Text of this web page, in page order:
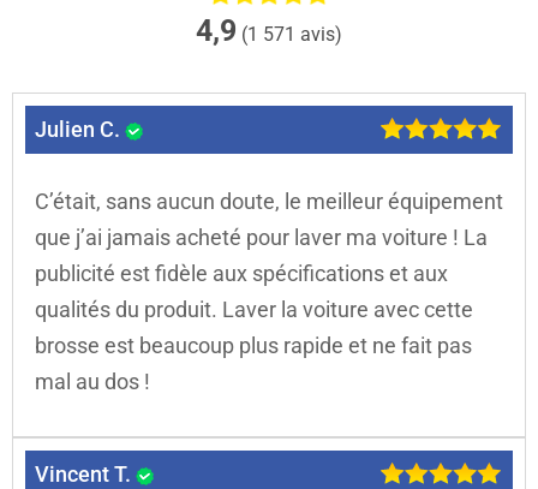
4,9 (1 571 avis)
Julien C.
C’était, sans aucun doute, le meilleur équipement
que j’ai jamais acheté pour laver ma voiture ! La
publicité est fidèle aux spécifications et aux
qualités du produit. Laver la voiture avec cette
brosse est beaucoup plus rapide et ne fait pas
mal au dos !
Vincent T.